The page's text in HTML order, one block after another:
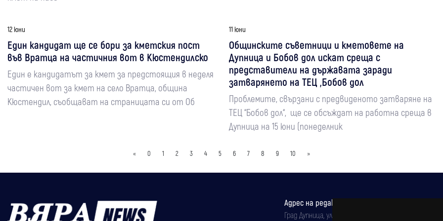
12 юни
Един кандидат ще се бори за кметския пост
във Вратца на частичния вот в Кюстендилско
Един е кандидатът за кмет за предстоящия в неделя
частичен вот за кмет на село Вратца, община
Кюстендил, съобщават на страницата си от Об
11 юни
Общинските съветници и кметовете на
Дупница и Бобов дол искат среща с
представители на държавата заради
затварянето на ТЕЦ „Бобов дол
Проблемите, свързани с предвиденото затваряне на
ТЕЦ “Бобов дол“, ще се обсъждат на работна среща в
Дупница на 15 юни (понеделник
« 0 1 2 3 4 5 6 7 8 9 10 »
Адрес на редакцията
Град Дупница, ул.''Христо Ботев" 43